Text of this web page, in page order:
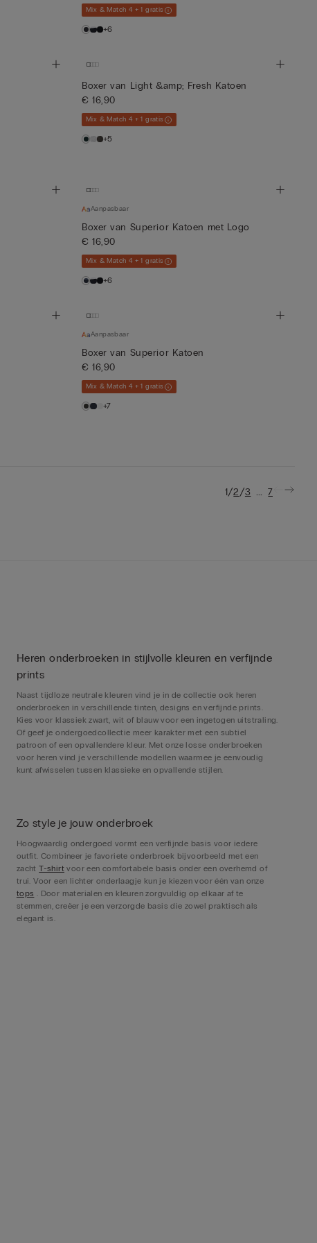
Mix & Match 4 + 1 gratis
+6
Boxer van Light &amp; Fresh Katoen
€ 16,90
Mix & Match 4 + 1 gratis
+5
Aanpasbaar
Boxer van Superior Katoen met Logo
€ 16,90
Mix & Match 4 + 1 gratis
+6
Aanpasbaar
Boxer van Superior Katoen
€ 16,90
Mix & Match 4 + 1 gratis
+7
1/2/3 ... 7
Heren onderbroeken in stijlvolle kleuren en verfijnde
prints
Naast tijdloze neutrale kleuren vind je in de collectie ook heren
onderbroeken in verschillende tinten, designs en verfijnde prints.
Kies voor klassiek zwart, wit of blauw voor een ingetogen uitstraling.
Of geef je ondergoedcollectie meer karakter met een subtiel
patroon of een opvallendere kleur. Met onze losse onderbroeken
voor heren vind je verschillende modellen waarmee je eenvoudig
kunt afwisselen tussen klassieke en opvallende stijlen.
Zo style je jouw onderbroek
Hoogwaardig ondergoed vormt een verfijnde basis voor iedere
outfit. Combineer je favoriete onderbroek bijvoorbeeld met een
zachtT-shirt voor een comfortabele basis onder een overhemd of
trui. Voor een lichter onderlaagje kun je kiezen voor één van onze
tops . Door materialen en kleuren zorgvuldig op elkaar af te
stemmen, creëer je een verzorgde basis die zowel praktisch als
elegant is.